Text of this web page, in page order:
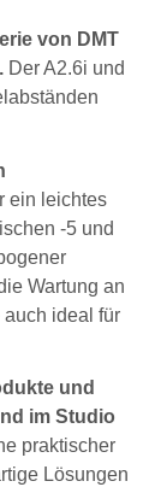
von DMT
Der A2.6i und
ein leichtes
-5 und
Wartung an
ideal für
und
im Studio
praktischer
Lösungen